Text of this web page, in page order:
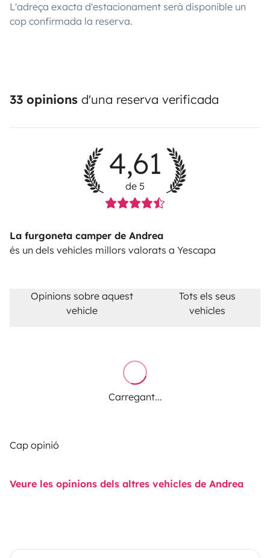
L'adreça exacta d'estacionament serà disponible un
cop confirmada la reserva.
33 opinions d'una reserva verificada
4,61
de 5
La furgoneta camper de Andrea
és un dels vehicles millors valorats a Yescapa
Opinions sobre aquest
vehicle
Tots els seus
vehicles
Carregant...
Cap opinió
Veure les opinions dels altres vehicles de Andrea